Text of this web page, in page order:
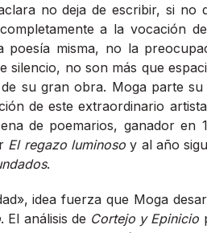
no deja de escribir, si no
a la vocación
poesía misma, no la
no son más que
su gran obra. Moga parte su
de este extraordinario
de poemarios, ganador en
El regazo luminoso y al año
.
idea fuerza que Moga
. El análisis de Cortejo y Epinicio